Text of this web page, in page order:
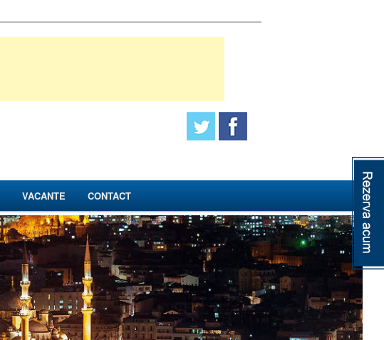
VACANTE CONTACT